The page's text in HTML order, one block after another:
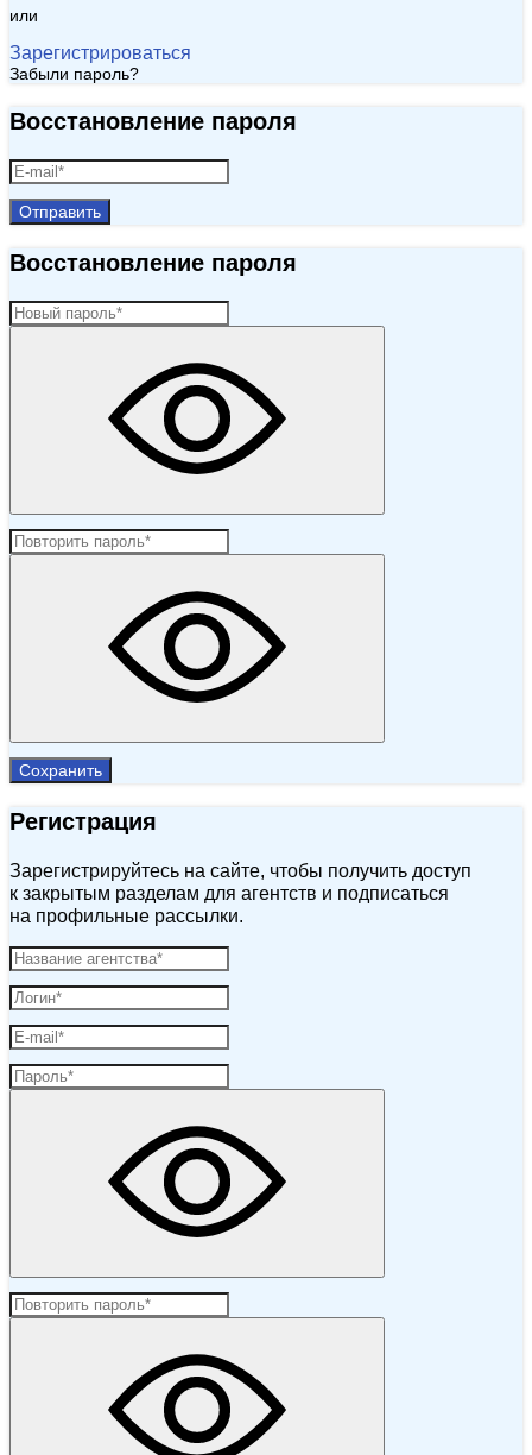
или
Зарегистрироваться
Забыли пароль?
Восстановление пароля
Отправить
Восстановление пароля
Сохранить
Регистрация
Зарегистрируйтесь на сайте, чтобы получить доступ
к закрытым разделам для агентств и подписаться
на профильные рассылки.